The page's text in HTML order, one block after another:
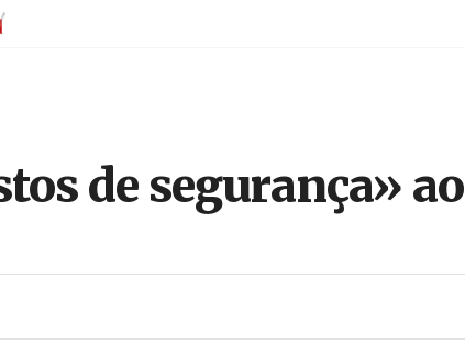
de segurança» ao